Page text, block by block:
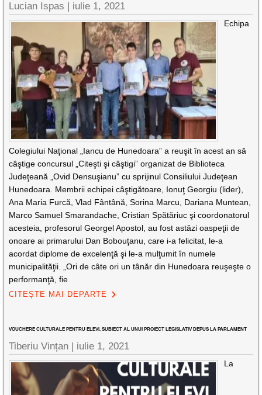
Lucian Ispas | iulie 1, 2021
Echipa
Colegiului Naţional „Iancu de Hunedoara” a reuşit în acest an să
câştige concursul „Citeşti şi câştigi” organizat de Biblioteca
Judeţeană „Ovid Densuşianu” cu sprijinul Consiliului Judeţean
Hunedoara. Membrii echipei câştigătoare, Ionuţ Georgiu (lider),
Ana Maria Furcă, Vlad Fântână, Sorina Marcu, Dariana Muntean,
Marco Samuel Smarandache, Cristian Spătăriuc şi coordonatorul
acesteia, profesorul Georgel Apostol, au fost astăzi oaspeţii de
onoare ai primarului Dan Bobouţanu, care i-a felicitat, le-a
acordat diplome de excelenţă şi le-a mulţumit în numele
municipalităţii. „Ori de câte ori un tânăr din Hunedoara reuşeşte o
performanţă, fie
CITEȘTE MAI DEPARTE
VOUCHERE CULTURALE PENTRU ELEVI, SUBIECT AL UNUI PROIECT LEGISLATIV DEPUS LA PARLAMENT
Tiberiu Vințan | iulie 1, 2021
La